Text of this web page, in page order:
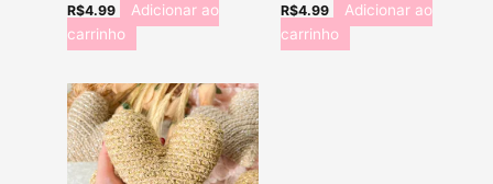
R$4.99
Adicionar ao
carrinho
R$4.99
Adicionar ao
carrinho